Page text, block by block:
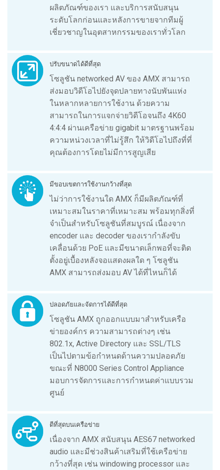
ผลิตภัณฑ์ของเรา และบริการสนับสนุน
ระดับโลกก่อนและหลังการขายจากทีมผู้
เชี่ยวชาญในอุตสาหกรรมของเราทั่วโลก
ปรับขนาดได้ดีที่สุด
โซลูชัน networked AV ของ AMX สามารถ
ส่งมอบวิดีโอไปยังจุดปลายทางนับพันแห่ง
ในหลากหลายการใช้งาน ด้วยความ
สามารถในการแจกจ่ายวิดีโอจนถึง 4K60
4:4:4 ผ่านเครือข่าย gigabit มาตรฐานพร้อม
ความหน่วงเวลาที่ไม่รู้สึก ให้วิดีโอไปถึงที่ที่
คุณต้องการโดยไม่มีการสูญเสีย
มีขอบเขตการใช้งานกว้างที่สุด
ไม่ว่าการใช้งานใด AMX ก็มีผลิตภัณฑ์ที่
เหมาะสมในราคาที่เหมาะสม พร้อมทุกสิ่งที่
จำเป็นสำหรับโซลูชันที่สมบูรณ์ เนื่องจาก
encoder และ decoder ของเรากำลังขับ
เคลื่อนด้วย PoE และมีขนาดเล็กพอที่จะติด
ตั้งอยู่เบื้องหลังจอแสดงผลใด ๆ โซลูชัน
AMX สามารถส่งมอบ AV ได้ที่ไหนก็ได้
ปลอดภัยและจัดการได้ดีที่สุด
โซลูชัน AMX ถูกออกแบบมาสำหรับเครือ
ข่ายองค์กร ความสามารถต่างๆ เช่น
802.1x, Active Directory และ SSL/TLS
เป็นไปตามข้อกำหนดด้านความปลอดภัย
ขณะที่ N8000 Series Control Appliance
มอบการจัดการและการกำหนดค่าแบบรวม
ศูนย์
ดีที่สุดบนเครือข่าย
เนื่องจาก AMX สนับสนุน AES67 networked
audio และมีช่วงสินค้าเสริมที่ใช้เครือข่าย
กว้างที่สุด เช่น windowing processor และ